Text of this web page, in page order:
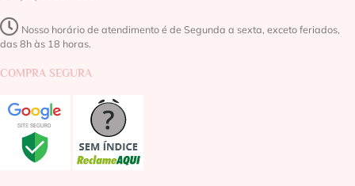
Nosso horário de atendimento é de Segunda a sexta, exceto feriados,
das 8h às 18 horas.
COMPRA SEGURA